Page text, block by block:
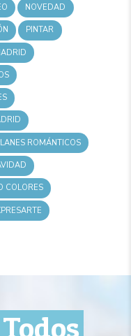
NOVEDAD
PINTAR
ROMÁNTICOS
COLORES